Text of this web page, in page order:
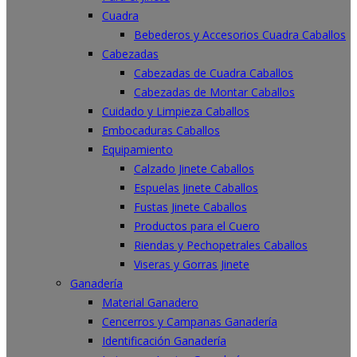
Cuadra
Bebederos y Accesorios Cuadra Caballos
Cabezadas
Cabezadas de Cuadra Caballos
Cabezadas de Montar Caballos
Cuidado y Limpieza Caballos
Embocaduras Caballos
Equipamiento
Calzado Jinete Caballos
Espuelas Jinete Caballos
Fustas Jinete Caballos
Productos para el Cuero
Riendas y Pechopetrales Caballos
Viseras y Gorras Jinete
Ganadería
Material Ganadero
Cencerros y Campanas Ganadería
Identificación Ganadería